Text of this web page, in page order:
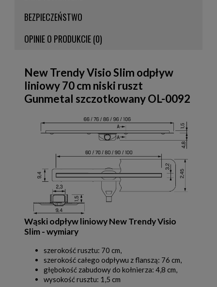
BEZPIECZEŃSTWO
OPINIE O PRODUKCIE (0)
New Trendy Visio Slim odpływ
liniowy 70 cm niski ruszt
Gunmetal szczotkowany OL-0092
Wąski odpływ liniowy New Trendy Visio
Slim - wymiary
szerokość rusztu: 70 cm,
szerokość całego odpływu z flanszą: 76 cm,
głębokość zabudowy do kołnierza: 4,8 cm,
wysokość rusztu: 1,5 cm